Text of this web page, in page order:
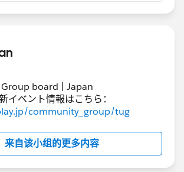
board | Japan
イベント情報はこちら：
community_group/tug
来自该小组的更多内容